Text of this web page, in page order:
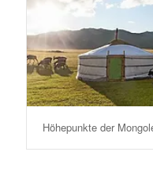
Höhepunkte der